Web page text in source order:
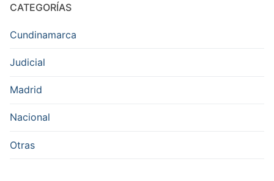
CATEGORÍAS
Cundinamarca
Judicial
Madrid
Nacional
Otras